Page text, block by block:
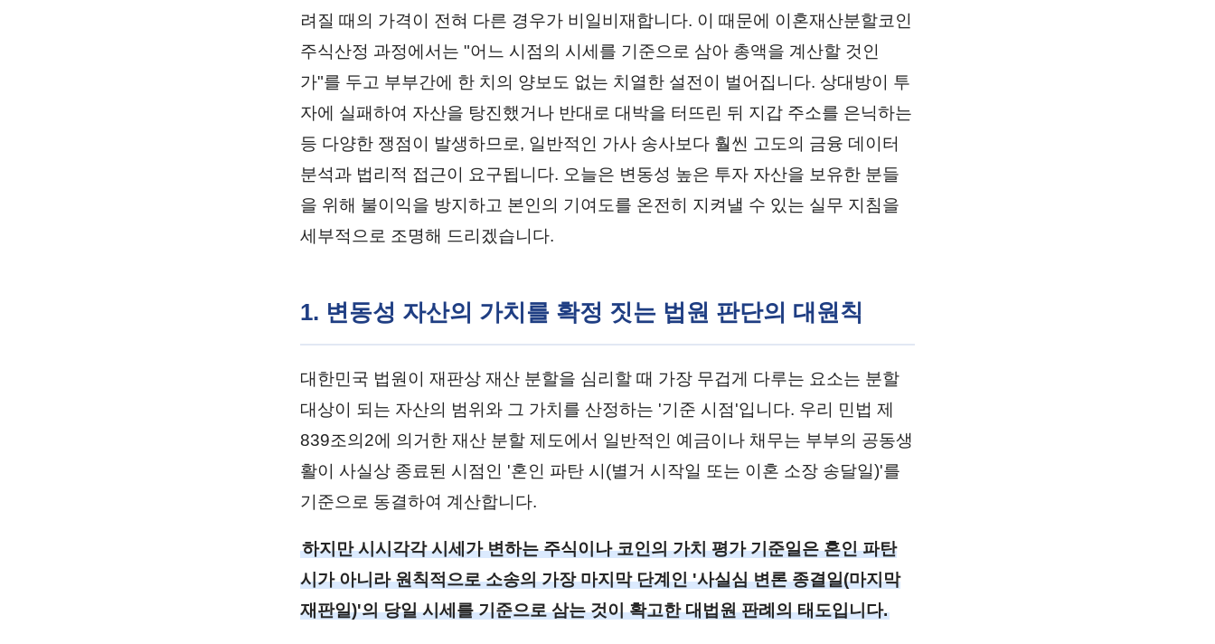
려질 때의 가격이 전혀 다른 경우가 비일비재합니다. 이 때문에 이혼재산분할코인
주식산정 과정에서는 "어느 시점의 시세를 기준으로 삼아 총액을 계산할 것인
가"를 두고 부부간에 한 치의 양보도 없는 치열한 설전이 벌어집니다. 상대방이 투
자에 실패하여 자산을 탕진했거나 반대로 대박을 터뜨린 뒤 지갑 주소를 은닉하는
등 다양한 쟁점이 발생하므로, 일반적인 가사 송사보다 훨씬 고도의 금융 데이터
분석과 법리적 접근이 요구됩니다. 오늘은 변동성 높은 투자 자산을 보유한 분들
을 위해 불이익을 방지하고 본인의 기여도를 온전히 지켜낼 수 있는 실무 지침을
세부적으로 조명해 드리겠습니다.
1. 변동성 자산의 가치를 확정 짓는 법원 판단의 대원칙
대한민국 법원이 재판상 재산 분할을 심리할 때 가장 무겁게 다루는 요소는 분할
대상이 되는 자산의 범위와 그 가치를 산정하는 '기준 시점'입니다. 우리 민법 제
839조의2에 의거한 재산 분할 제도에서 일반적인 예금이나 채무는 부부의 공동생
활이 사실상 종료된 시점인 '혼인 파탄 시(별거 시작일 또는 이혼 소장 송달일)'를
기준으로 동결하여 계산합니다.
하지만 시시각각 시세가 변하는 주식이나 코인의 가치 평가 기준일은 혼인 파탄
시가 아니라 원칙적으로 소송의 가장 마지막 단계인 '사실심 변론 종결일(마지막
재판일)'의 당일 시세를 기준으로 삼는 것이 확고한 대법원 판례의 태도입니다.